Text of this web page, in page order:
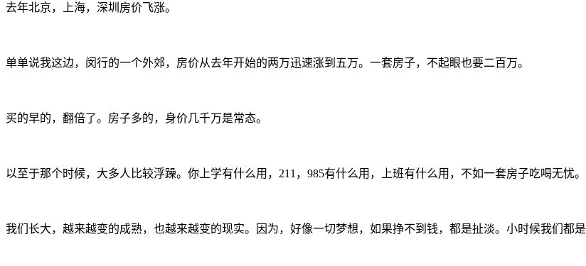
去年北京，上海，深圳房价飞涨。
单单说我这边，闵行的一个外郊，房价从去年开始的两万迅速涨到五万。一套房子，不起眼也要二百万。
买的早的，翻倍了。房子多的，身价几千万是常态。
以至于那个时候，大多人比较浮躁。你上学有什么用，211，985有什么用，上班有什么用，不如一套房子吃喝无忧。
我们长大，越来越变的成熟，也越来越变的现实。因为，好像一切梦想，如果挣不到钱，都是扯淡。小时候我们都